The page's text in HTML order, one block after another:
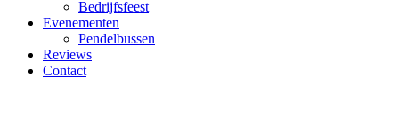
Bedrijfsfeest
Evenementen
Pendelbussen
Reviews
Contact